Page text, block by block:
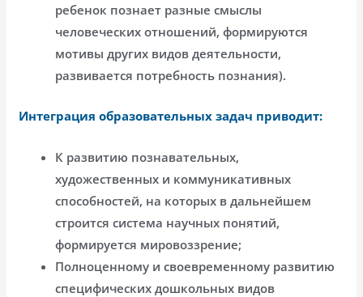
ребенок познает разные смыслы
человеческих отношений, формируются
мотивы других видов деятельности,
развивается потребность познания).
Интеграция образовательных задач приводит:
К развитию познавательных,
художественных и коммуникативных
способностей, на которых в дальнейшем
строится система научных понятий,
формируется мировоззрение;
Полноценному и своевременному развитию
специфических дошкольных видов